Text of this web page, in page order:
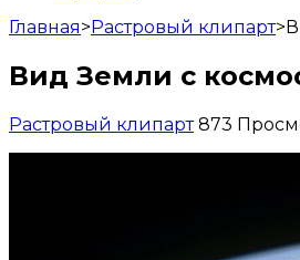
Главная>Растровый клипарт>
Вид Земли с
Растровый клипарт 873